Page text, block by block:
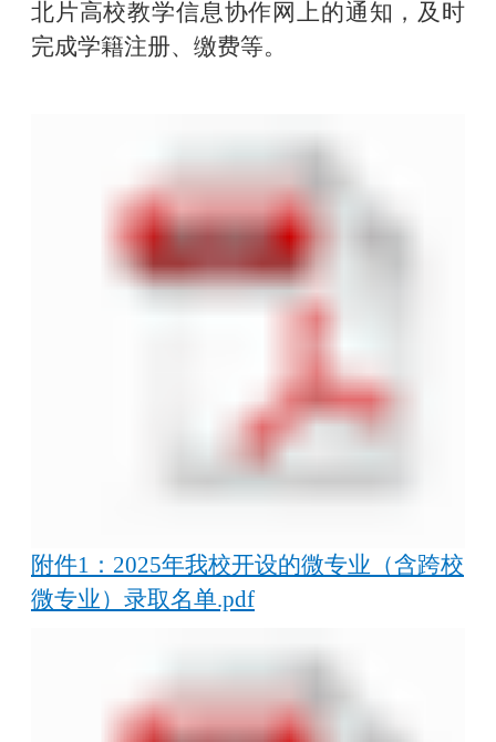
北片高校教学信息协作网上的通知，及时
完成学籍注册、缴费等。
附件1：2025年我校开设的微专业（含跨校
微专业）录取名单.pdf